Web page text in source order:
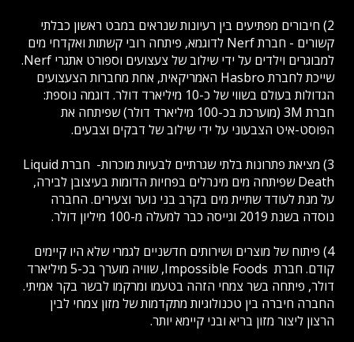
2) חיבורים מפתיעים בין רעיונות שנראים במבט ראשון כבלתי
קשורים - חברת Nerf לדוגמא, פיתחה רובי קשתות ואקדחי מים
למבוגרים וילדים על ידי שילוב של צעצועים וספורט אתגרי Nerf.
שייכת לחברת Hasbro האמריקאית, אחת מחברות הצעצועים
הגדולות בעולם בשווי של כ-10 מיליארד דולר. דוגמה נוספת:
חברת 3M (מוערכת בכ-100 מיליארד דולר) שפיתחה את
הפוסט-איט הצבעוני על ידי שילוב של דבקים וצבעים.
3) מציאת פתרונות בלתי שגרתיים לבעיות מוכרות- חברת Liquid
Death שפיתחה מים מינרלים בפחיות הדומות בעיצובן לבירה,
על מנת לעודד שתיית מים בקרב בני נוער וצעירים. החברה
נוסדה בשנת 2019 וגייסה כבר למעלה מ-100 מיליון דולר.
4) פיתוח של מוצרים ושירותים חדשניים לגמרי שלא היו קיימים
קודם. חברת Impossible Foods, שוויה מוערך בכ-5 מיליארד
דולר, פיתחה בשר צמחי הזהה בטעמו ומרקמו לבשר בקר אמיתי.
החברה חיברה בין טכנולוגיות מתקדמות של מזון צמחי לבין
הרצון ליצור מזון בריא ובני קיימא יותר.